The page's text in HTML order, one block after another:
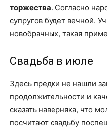
торжества. Согласно
супругов будет вечной.
новобрачных, такая
Свадьба в июле
Здесь предки не нашли
продолжительности и
сказать наверняка, что
посчитают свадьбу